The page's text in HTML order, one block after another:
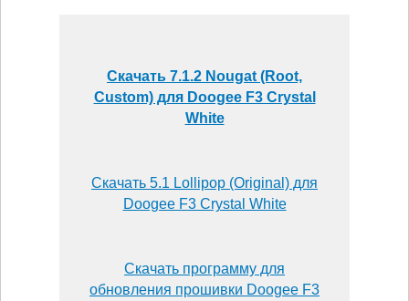
Скачать 7.1.2 Nougat (Root,
Custom) для Doogee F3 Crystal
White
Скачать 5.1 Lollipop (Original) для
Doogee F3 Crystal White
Скачать программу для
обновления прошивки Doogee F3